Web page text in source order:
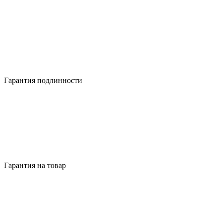
Гарантия подлинности
Гарантия на товар